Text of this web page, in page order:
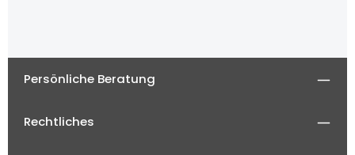
Persönliche Beratung
Rechtliches